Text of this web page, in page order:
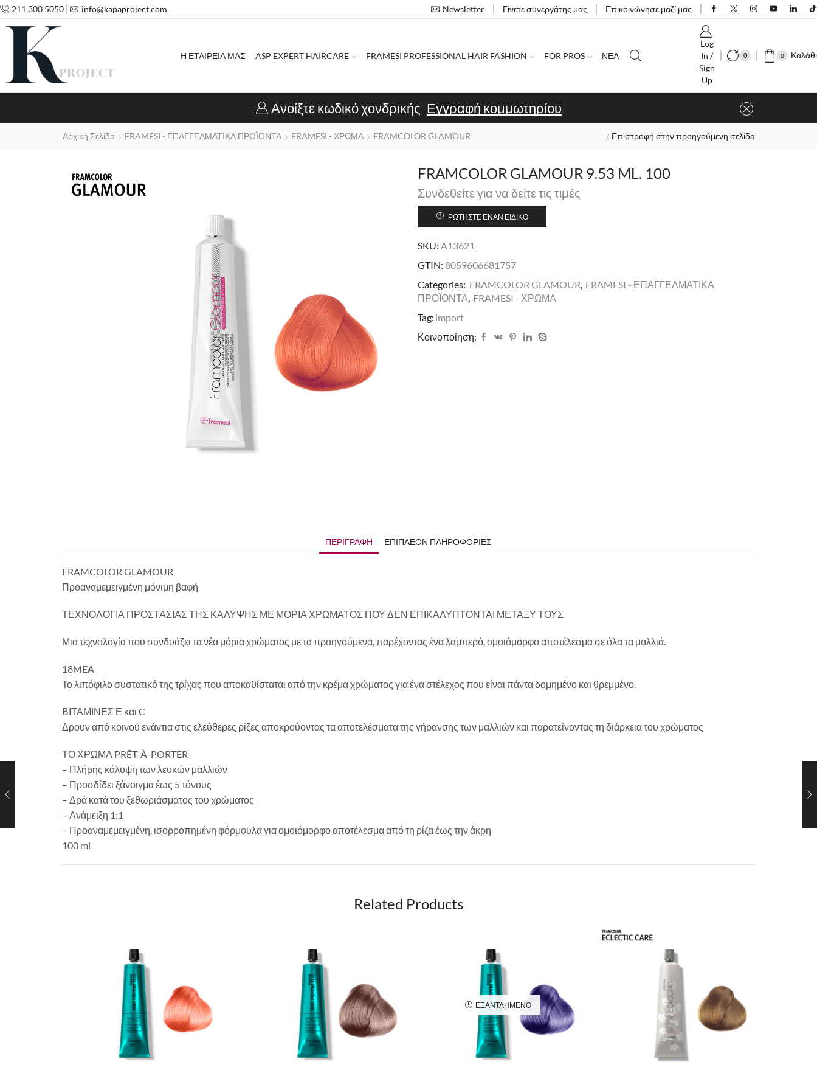
211 300 5050 info@kapaproject.com Newsletter Γίνετε συνεργάτης μας Επικοινώνησε μαζί μας
Η ΕΤΑΙΡΕΙΑ ΜΑΣ ASP EXPERT HAIRCARE FRAMESI PROFESSIONAL HAIR FASHION FOR PROS ΝΕΑ
Log
In /
Sign
Up
0 0 Καλάθι
Ανοίξτε κωδικό χονδρικής Εγγραφή κομμωτηρίου
Αρχική Σελίδα FRAMESI - ΕΠΑΓΓΕΛΜΑΤΙΚΑ ΠΡΟΪΟΝΤΑ FRAMESI - ΧΡΩΜΑ FRAMCOLOR GLAMOUR Επιστροφή στην προηγούμενη σελίδα
FRAMCOLOR GLAMOUR 9.53 ML. 100
Συνδεθείτε για να δείτε τις τιμές
ΡΩΤΉΣΤΕ ΈΝΑΝ ΕΙΔΙΚΌ
SKU: A13621
GTIN: 8059606681757
Categories: FRAMCOLOR GLAMOUR FRAMESI - ΕΠΑΓΓΕΛΜΑΤΙΚΑ
ΠΡΟΪΟΝΤΑ FRAMESI - ΧΡΩΜΑ
Tag: import
Κοινοποίηση:
ΠΕΡΙΓΡΑΦΉ ΕΠΙΠΛΈΟΝ ΠΛΗΡΟΦΟΡΊΕΣ
FRAMCOLOR GLAMOUR
Προαναμεμειγμένη μόνιμη βαφή
ΤΕΧΝΟΛΟΓΙΑ ΠΡΟΣΤΑΣΙΑΣ ΤΗΣ ΚΑΛΥΨΗΣ ΜΕ ΜΟΡΙΑ ΧΡΩΜΑΤΟΣ ΠΟΥ ΔΕΝ ΕΠΙΚΑΛΥΠΤΟΝΤΑΙ ΜΕΤΑΞΥ ΤΟΥΣ
Μια τεχνολογία που συνδυάζει τα νέα μόρια χρώματος με τα προηγούμενα, παρέχοντας ένα λαμπερό, ομοιόμορφο αποτέλεσμα σε όλα τα μαλλιά.
18MEA
Το λιπόφιλο συστατικό της τρίχας που αποκαθίσταται από την κρέμα χρώματος για ένα στέλεχος που είναι πάντα δομημένο και θρεμμένο.
ΒΙΤΑΜΙΝΕΣ Ε και C
Δρουν από κοινού ενάντια στις ελεύθερες ρίζες αποκρούοντας τα αποτελέσματα της γήρανσης των μαλλιών και παρατείνοντας τη διάρκεια του χρώματος
ΤΟ ΧΡΏΜΑ PRÊT-À-PORTER
– Πλήρης κάλυψη των λευκών μαλλιών
– Προσδίδει ξάνοιγμα έως 5 τόνους
– Δρά κατά του ξεθωριάσματος του χρώματος
– Ανάμειξη 1:1
– Προαναμεμειγμένη, ισορροπημένη φόρμουλα για ομοιόμορφο αποτέλεσμα από τη ρίζα έως την άκρη
100 ml
Related Products
ΕΞΑΝΤΛΗΜΈΝΟ